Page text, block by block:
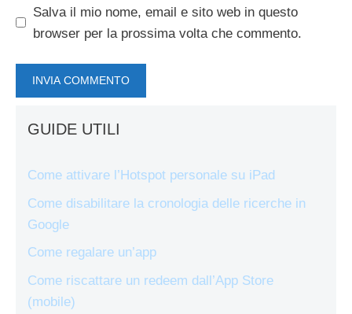
Salva il mio nome, email e sito web in questo
browser per la prossima volta che commento.
GUIDE UTILI
Come attivare l’Hotspot personale su iPad
Come disabilitare la cronologia delle ricerche in
Google
Come regalare un’app
Come riscattare un redeem dall’App Store
(mobile)